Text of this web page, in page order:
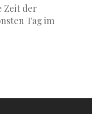
Zeit der
Tag im